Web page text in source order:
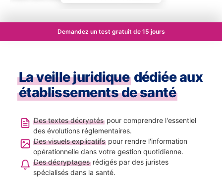
Demandez un test gratuit de 15 jours
La veille juridique dédiée aux
établissements de santé
Des textes décryptéspour comprendre l'essentiel
des évolutions réglementaires.
Des visuels explicatifspour rendre l'information
opérationnelle dans votre gestion quotidienne.
Des décryptagesrédigés par des juristes
spécialisés dans la santé.